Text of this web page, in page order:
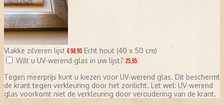
Vlakke zilveren lijst € 98,95 Echt hout (40 x 50 cm)
Wilt u UV-werend glas in uw lijst? 25,95
Tegen meerprijs kunt u kiezen voor UV-werend glas. Dit beschermt
de krant tegen verkleuring door het zonlicht. Let wel: UV-werend
glas voorkomt niet de verkleuring door veroudering van de krant.